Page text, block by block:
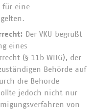
für eine
Der VKU begrüßt
eines
(§ 11b WHG), der
Behörde auf
die Behörde
jedoch nicht nur
von